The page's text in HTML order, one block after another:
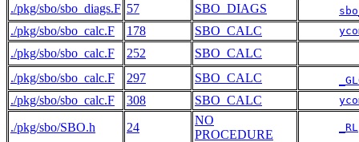
./pkg/sbo/sbo_diags.F 57 SBO_DIAGS
./pkg/sbo/sbo_calc.F 178 SBO_CALC
./pkg/sbo/sbo_calc.F 252
SBO_CALC
./pkg/sbo/sbo_calc.F
297 SBO_CALC
./pkg/sbo/sbo_calc.F 308 SBO_CALC
./pkg/sbo/SBO.h 24
NO
PROCEDURE
_RL